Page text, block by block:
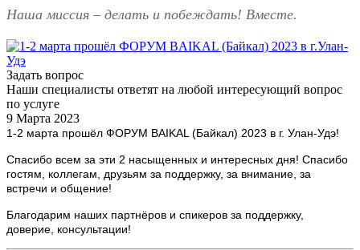
Наша миссия – делать и побеждать! Вместе.
Задать вопрос
Наши специалисты ответят на любой интересующий вопрос
по услуге
9 Марта 2023
1-2 марта прошёл ФОРУМ BAIKAL (Байкал) 2023 в г. Улан-Удэ!
Спасибо всем за эти 2 насыщенных и интересных дня! Спасибо
гостям, коллегам, друзьям за поддержку, за внимание, за
встречи и общение!
Благодарим наших партнёров и спикеров за поддержку,
доверие, консультации!